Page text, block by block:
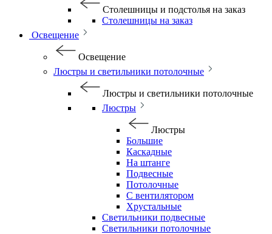
Столешницы и подстолья на заказ
Столешницы на заказ
Освещение
Освещение
Люстры и светильники потолочные
Люстры и светильники потолочные
Люстры
Люстры
Большие
Каскадные
На штанге
Подвесные
Потолочные
С вентилятором
Хрустальные
Светильники подвесные
Светильники потолочные